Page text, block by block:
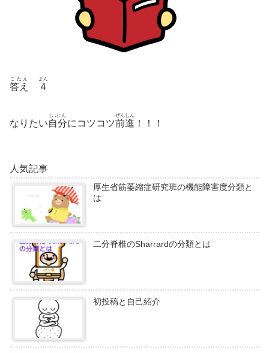
答え
こたえ
４
よん
なりたい自分
じぶん
にコツコツ前進
ぜんしん
！！！
人気記事
厚生省筋萎縮症研究班の機能障害度分類と
は
二分脊椎のSharrardの分類とは
初投稿と自己紹介